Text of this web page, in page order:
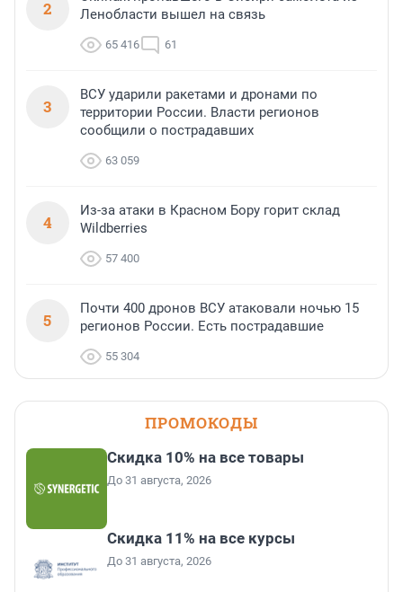
2
Ленобласти вышел на связь
65 416 61
3
ВСУ ударили ракетами и дронами по
территории России. Власти регионов
сообщили о пострадавших
63 059
4
Из-за атаки в Красном Бору горит склад
Wildberries
57 400
5
Почти 400 дронов ВСУ атаковали ночью 15
регионов России. Есть пострадавшие
55 304
ПРОМОКОДЫ
Скидка 10% на все товары
До 31 августа, 2026
Скидка 11% на все курсы
До 31 августа, 2026